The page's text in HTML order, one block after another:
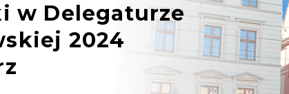
w Delegaturze
2024